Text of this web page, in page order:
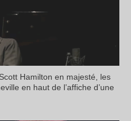
Hamilton en majesté, les
en haut de l’affiche d’une